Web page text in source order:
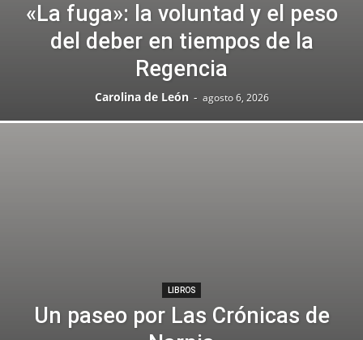
«La fuga»: la voluntad y el peso
del deber en tiempos de la
Regencia
Carolina de León - agosto 6, 2026
LIBROS
Un paseo por Las Crónicas de